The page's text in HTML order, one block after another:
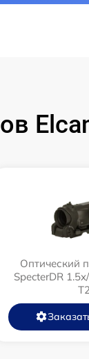
Оптический
SpecterDR
T2